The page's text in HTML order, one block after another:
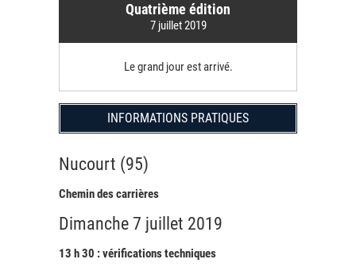
Quatrième édition
7 juillet 2019
Le grand jour est arrivé.
INFORMATIONS PRATIQUES
Nucourt (95)
Chemin des carrières
Dimanche 7 juillet 2019
13 h 30 : vérifications techniques